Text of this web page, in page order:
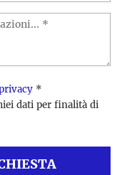
*
dati per finalità di